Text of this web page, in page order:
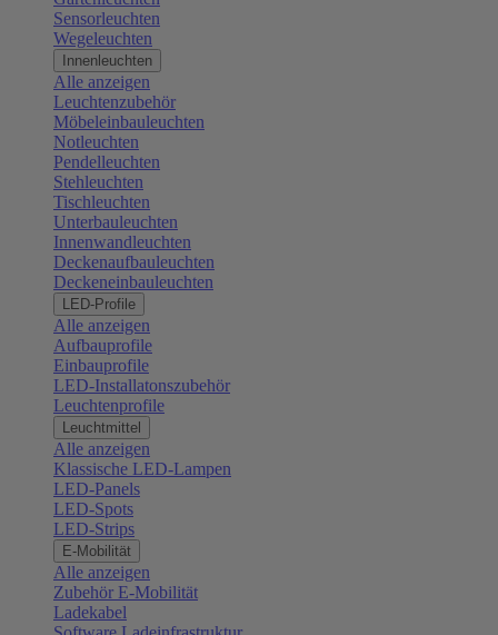
Sensorleuchten
Wegeleuchten
Innenleuchten
Alle anzeigen
Leuchtenzubehör
Möbeleinbauleuchten
Notleuchten
Pendelleuchten
Stehleuchten
Tischleuchten
Unterbauleuchten
Innenwandleuchten
Deckenaufbauleuchten
Deckeneinbauleuchten
LED-Profile
Alle anzeigen
Aufbauprofile
Einbauprofile
LED-Installatonszubehör
Leuchtenprofile
Leuchtmittel
Alle anzeigen
Klassische LED-Lampen
LED-Panels
LED-Spots
LED-Strips
E-Mobilität
Alle anzeigen
Zubehör E-Mobilität
Ladekabel